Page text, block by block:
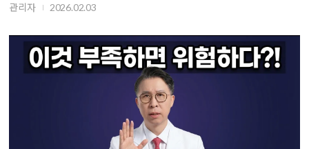
관리자
2026.02.03